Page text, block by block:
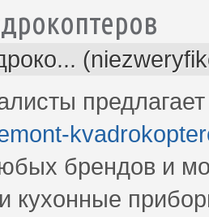
брендов и
кухонные